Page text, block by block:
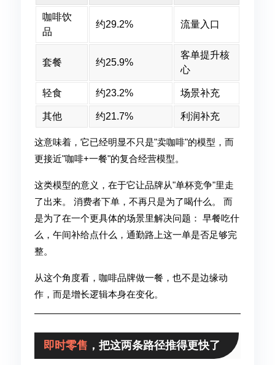
咖啡饮
品
约29.2% 流量入口
套餐 约25.9%
客单提升核
心
轻食 约23.2% 场景补充
其他 约21.7% 利润补充
这意味着，它已经明显不只是"卖咖啡"的模型，而
更接近"咖啡+一餐"的复合经营模型。
这类模型的意义，在于它让品牌从"单杯竞争"里走
了出来。 消费者下单，不再只是为了喝什么。 而
是为了在一个更具体的场景里解决问题： 早餐吃什
么，午间补给点什么，通勤路上这一单是否足够完
整。
从这个角度看，咖啡品牌做一餐，也不是边缘动
作，而是增长逻辑本身在变化。
即时零售 ，把这两条路径推得更快了